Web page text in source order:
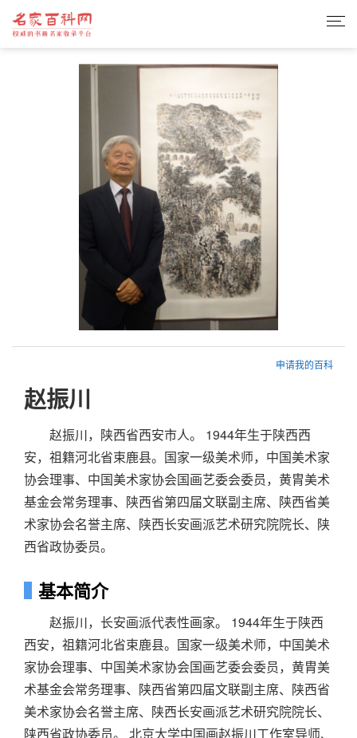
申请我的百科
赵振川
赵振川，陕西省西安市人。 1944年生于陕西西
安，祖籍河北省束鹿县。国家一级美术师，中国美术家
协会理事、中国美术家协会国画艺委会委员，黄胄美术
基金会常务理事、陕西省第四届文联副主席、陕西省美
术家协会名誉主席、陕西长安画派艺术研究院院长、陕
西省政协委员。
基本简介
赵振川，长安画派代表性画家。 1944年生于陕西
西安，祖籍河北省束鹿县。国家一级美术师，中国美术
家协会理事、中国美术家协会国画艺委会委员，黄胄美
术基金会常务理事、陕西省第四届文联副主席、陕西省
美术家协会名誉主席、陕西长安画派艺术研究院院长、
陕西省政协委员。 北京大学中国画赵振川工作室导师、